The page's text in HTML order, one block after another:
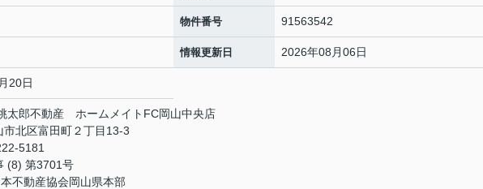
物件番号 91563542
情報更新日 2026年08月06日
20日
太郎不動産 ホームメイトFC岡山中央店
市北区富田町２丁目13-3
5181
(8) 第3701号
不動産協会岡山県本部